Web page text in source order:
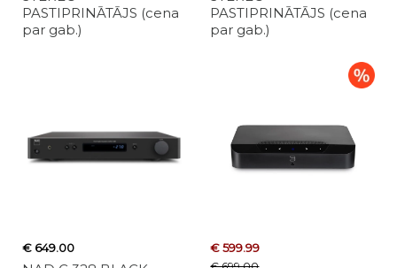
PASTIPRINĀTĀJS (cena
par gab.)
PASTIPRINĀTĀJS (cena
par gab.)
€ 649.00 € 599.99
€ 699.00